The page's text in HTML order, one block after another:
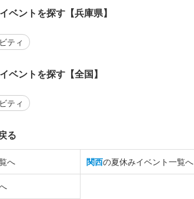
ベントを探す【兵庫県】
ティ
ベントを探す【全国】
ティ
る
へ 関西の夏休みイベント一覧へ